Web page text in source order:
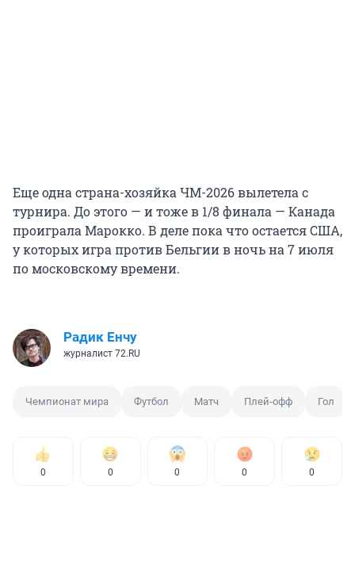
Еще одна страна-хозяйка ЧМ-2026 вылетела с
турнира. До этого — и тоже в 1/8 финала — Канада
проиграла Марокко. В деле пока что остается США,
у которых игра против Бельгии в ночь на 7 июля
по московскому времени.
Радик Енчу
журналист 72.RU
Чемпионат мира Футбол Матч Плей-офф Гол
0 0 0 0 0